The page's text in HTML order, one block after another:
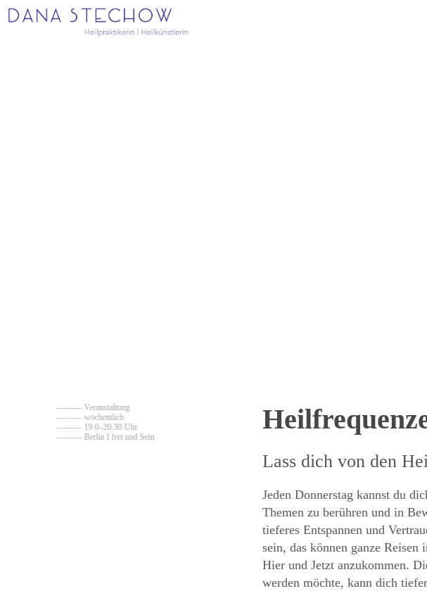
——— Veranstaltung
——— wöchentlich
——— 19.0–20.30 Uhr
——— Berlin I frei und Sein
Lass dich von den
Jeden Donnerstag kannst du
Themen zu berühren und in
tieferes Entspannen und
sein, das können ganze
Hier und Jetzt anzukommen.
werden möchte, kann dich